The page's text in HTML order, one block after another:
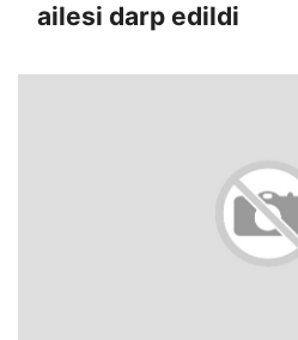
ailesi darp edildi